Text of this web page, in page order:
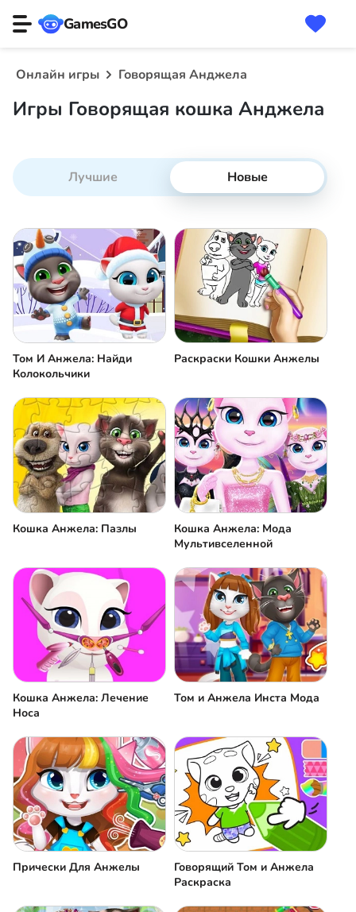
GamesGO
Онлайн игры Говорящая Анджела
Игры Говорящая кошка Анджела
Лучшие Новые
Том И Анжела: Найди
Колокольчики
Раскраски Кошки Анжелы
Кошка Анжела: Пазлы
Кошка Анжела: Мода
Мультивселенной
Кошка Анжела: Лечение
Носа
Том и Анжела Инста Мода
Прически Для Анжелы
Говорящий Том и Анжела
Раскраска